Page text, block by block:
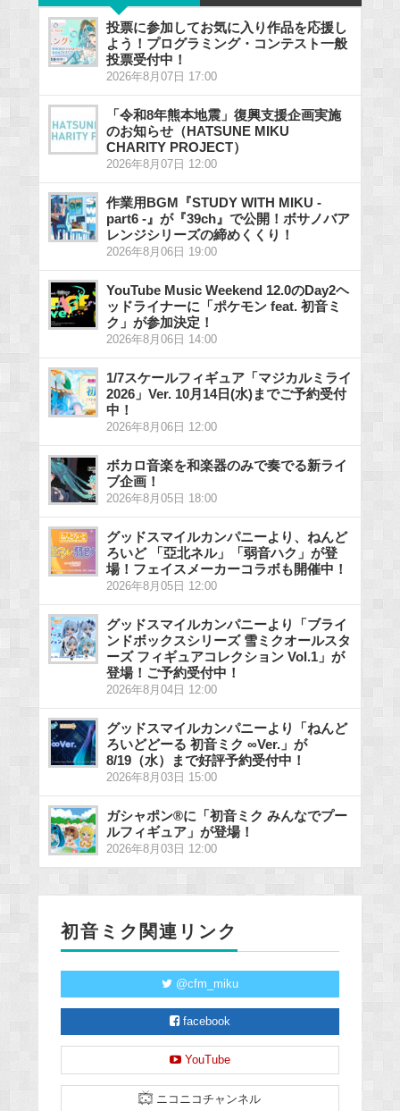
投票に参加してお気に入り作品を応援し
よう！プログラミング・コンテスト一般
投票受付中！
2026年8月07日 17:00
「令和8年熊本地震」復興支援企画実施
のお知らせ（HATSUNE MIKU
CHARITY PROJECT）
2026年8月07日 12:00
作業用BGM『STUDY WITH MIKU -
part6 -』が『39ch』で公開！ボサノバア
レンジシリーズの締めくくり！
2026年8月06日 19:00
YouTube Music Weekend 12.0のDay2ヘ
ッドライナーに「ポケモン feat. 初音ミ
ク」が参加決定！
2026年8月06日 14:00
1/7スケールフィギュア「マジカルミライ
2026」Ver. 10月14日(水)までご予約受付
中！
2026年8月06日 12:00
ボカロ音楽を和楽器のみで奏でる新ライ
ブ企画！
2026年8月05日 18:00
グッドスマイルカンパニーより、ねんど
ろいど 「亞北ネル」「弱音ハク」が登
場！フェイスメーカーコラボも開催中！
2026年8月05日 12:00
グッドスマイルカンパニーより「ブライ
ンドボックスシリーズ 雪ミクオールスタ
ーズ フィギュアコレクション Vol.1」が
登場！ご予約受付中！
2026年8月04日 12:00
グッドスマイルカンパニーより「ねんど
ろいどどーる 初音ミク ∞Ver.」が
8/19（水）まで好評予約受付中！
2026年8月03日 15:00
ガシャポン®に「初音ミク みんなでプー
ルフィギュア」が登場！
2026年8月03日 12:00
初音ミク関連リンク
@cfm_miku
facebook
YouTube
ニコニコチャンネル